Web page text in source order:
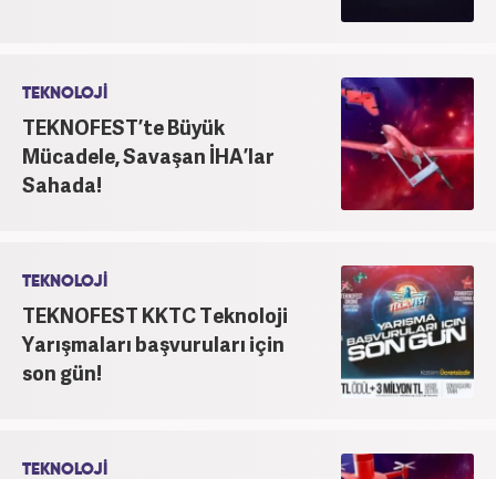
TEKNOLOJİ
TEKNOFEST’te Büyük
Mücadele, Savaşan İHA’lar
Sahada!
TEKNOLOJİ
TEKNOFEST KKTC Teknoloji
Yarışmaları başvuruları için
son gün!
TEKNOLOJİ